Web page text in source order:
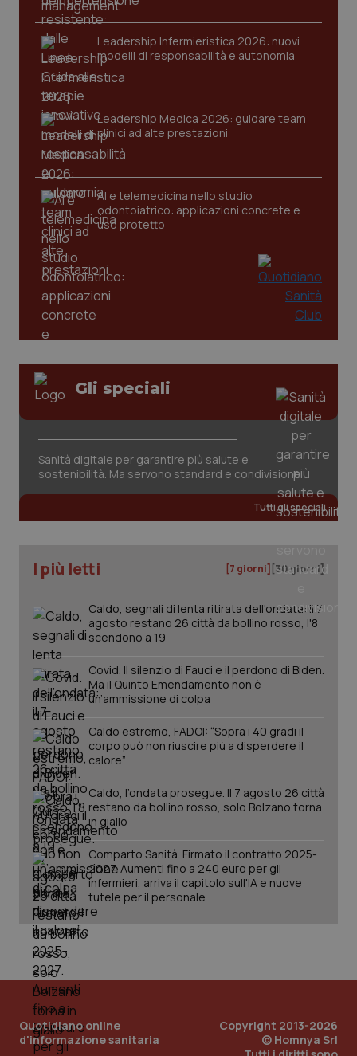
Leadership Infermieristica 2026: nuovi
modelli di responsabilità e autonomia
Leadership Medica 2026: guidare team
clinici ad alte prestazioni
AI e telemedicina nello studio
odontoiatrico: applicazioni concrete e
uso protetto
Gli speciali
Sanità digitale per garantire più salute e
sostenibilità. Ma servono standard e condivisione
Tutti gli speciali
I più letti [7 giorni] [30 giorni]
Caldo, segnali di lenta ritirata dell'ondata: il 7
agosto restano 26 città da bollino rosso, l'8
scendono a 19
Covid. Il silenzio di Fauci e il perdono di Biden.
Ma il Quinto Emendamento non è
un’ammissione di colpa
Caldo estremo, FADOI: “Sopra i 40 gradi il
corpo può non riuscire più a disperdere il
calore”
Caldo, l’ondata prosegue. Il 7 agosto 26 città
restano da bollino rosso, solo Bolzano torna
in giallo
Comparto Sanità. Firmato il contratto 2025-
2027. Aumenti fino a 240 euro per gli
infermieri, arriva il capitolo sull'IA e nuove
tutele per il personale
Quotidiano online
d'informazione sanitaria
Copyright 2013-2026
© Homnya Srl
tracking-sites-ironfish-
tracking-enable
www.quotidianosanita.it
tracking-sites-ironfish-
session-id
www.quotidianosanita.it
_ga
.quotidianosanita.it
PHPSESSID
_ga_KM60CM4NPH